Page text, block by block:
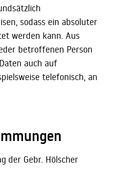
sodass ein absoluter
werden kann. Aus
betroffenen Person
auch auf
telefonisch, an
der Gebr. Hölscher